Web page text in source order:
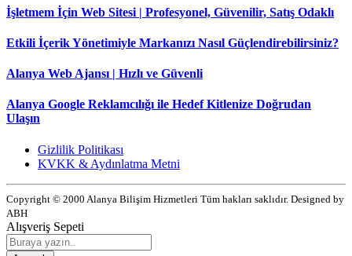
İşletmem İçin Web Sitesi | Profesyonel, Güvenilir, Satış Odaklı
Etkili İçerik Yönetimiyle Markanızı Nasıl Güçlendirebilirsiniz?
Alanya Web Ajansı | Hızlı ve Güvenli
Alanya Google Reklamcılığı ile Hedef Kitlenize Doğrudan
Ulaşın
Gizlilik Politikası
KVKK & Aydınlatma Metni
Copyright © 2000 Alanya Bilişim Hizmetleri Tüm hakları saklıdır. Designed by
ABH
Alışveriş Sepeti